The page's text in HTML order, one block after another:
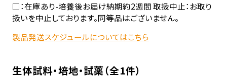
□：在庫あり-培養後お届け納期約2週間 取扱中止：お取り
扱いを中止しております。同等品はございません。
製品発送スケジュールについてはこちら
生体試料・培地・試薬（全1件）